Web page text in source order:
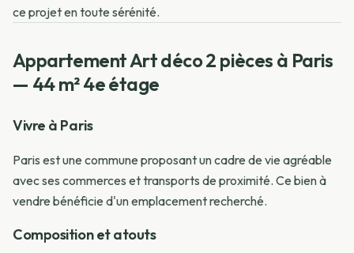
ce projet en toute sérénité.
Appartement Art déco 2 pièces à Paris
— 44 m² 4e étage
Vivre à Paris
Paris est une commune proposant un cadre de vie agréable
avec ses commerces et transports de proximité. Ce bien à
vendre bénéficie d'un emplacement recherché.
Composition et atouts